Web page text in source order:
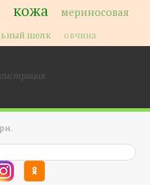
кожа
мериносовая
шелк овчина